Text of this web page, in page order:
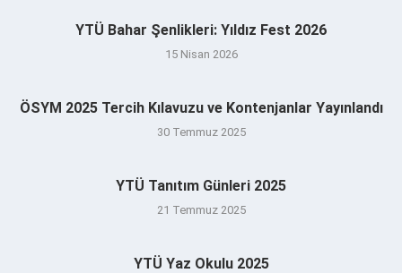
YTÜ Bahar Şenlikleri: Yıldız Fest 2026
15 Nisan 2026
ÖSYM 2025 Tercih Kılavuzu ve Kontenjanlar Yayınlandı
30 Temmuz 2025
YTÜ Tanıtım Günleri 2025
21 Temmuz 2025
YTÜ Yaz Okulu 2025